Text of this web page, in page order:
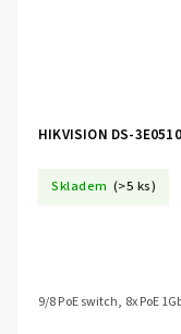
HIKVISION DS-
Skladem (>5 ks)
9/8 PoE switch, 8x PoE